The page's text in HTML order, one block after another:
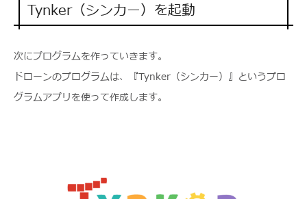
Tynker（シンカー）を起動
次にプログラムを作っていきます。
ドローンのプログラムは、『Tynker（シンカー）』というプロ
グラムアプリを使って作成します。